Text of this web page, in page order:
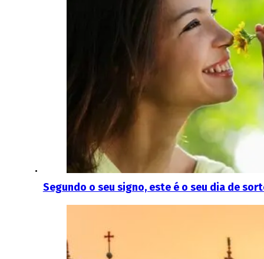
Segundo o seu signo, este é o seu dia de